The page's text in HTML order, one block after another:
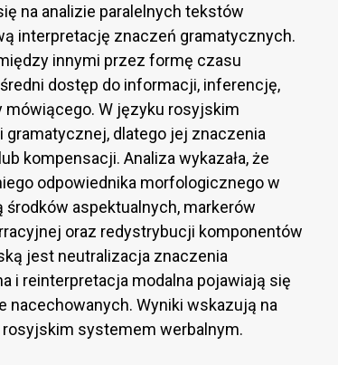
na analizie paralelnych tekstów
interpretację znaczeń gramatycznych.
innymi przez formę czasu
dostęp do informacji, inferencję,
W języku rosyjskim
dlatego jej znaczenia
kompensacji. Analiza wykazała, że
odpowiednika morfologicznego w
aspektualnych, markerów
oraz redystrybucji komponentów
jest neutralizacja znaczenia
i reinterpretacja modalna pojawiają się
nacechowanych. Wyniki wskazują na
systemem werbalnym.